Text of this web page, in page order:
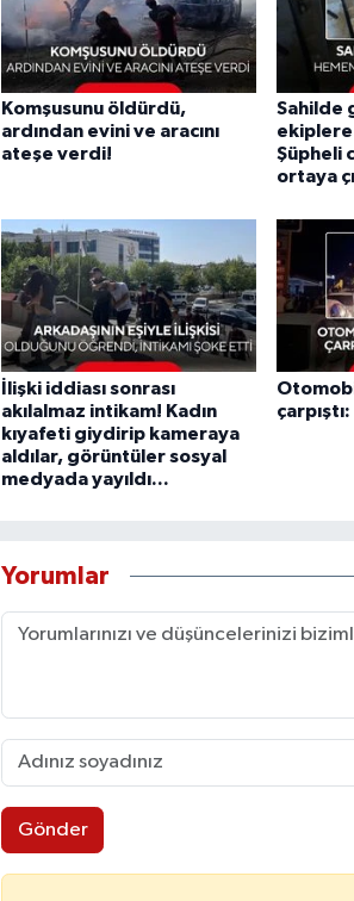
Komşusunu öldürdü,
ardından evini ve aracını
ateşe verdi!
Sahilde
Şüpheli
ortaya
İlişki iddiası sonrası
akılalmaz intikam! Kadın
kıyafeti giydirip kameraya
aldılar, görüntüler sosyal
medyada yayıldı...
Yorumlar
Gönder